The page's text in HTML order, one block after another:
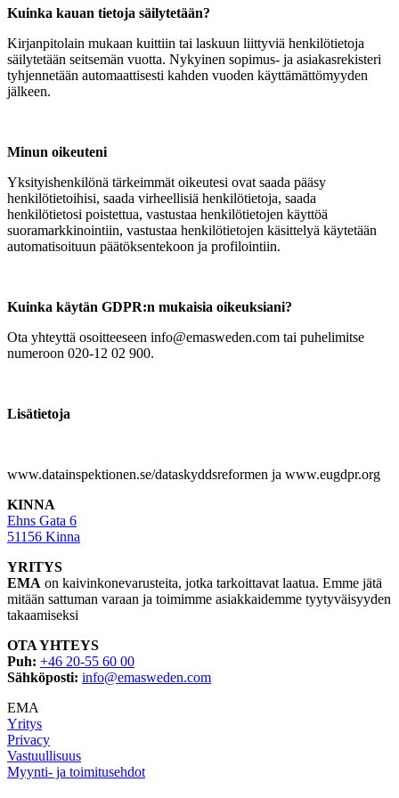
Kuinka kauan tietoja säilytetään?
Kirjanpitolain mukaan kuittiin tai laskuun liittyviä henkilötietoja
säilytetään seitsemän vuotta. Nykyinen sopimus- ja asiakasrekisteri
tyhjennetään automaattisesti kahden vuoden käyttämättömyyden
jälkeen.
Minun oikeuteni
Yksityishenkilönä tärkeimmät oikeutesi ovat saada pääsy
henkilötietoihisi, saada virheellisiä henkilötietoja, saada
henkilötietosi poistettua, vastustaa henkilötietojen käyttöä
suoramarkkinointiin, vastustaa henkilötietojen käsittelyä käytetään
automatisoituun päätöksentekoon ja profilointiin.
Kuinka käytän GDPR:n mukaisia oikeuksiani?
Ota yhteyttä osoitteeseen info@emasweden.com tai puhelimitse
numeroon 020-12 02 900.
Lisätietoja
www.datainspektionen.se/dataskyddsreformen ja www.eugdpr.org
KINNA
Ehns Gata 6
51156 Kinna
YRITYS
EMA on kaivinkonevarusteita, jotka tarkoittavat laatua. Emme jätä
mitään sattuman varaan ja toimimme asiakkaidemme tyytyväisyyden
takaamiseksi
OTA YHTEYS
Puh: +46 20-55 60 00
Sähköposti: info@emasweden.com
EMA
Yritys
Privacy
Vastuullisuus
Myynti- ja toimitusehdot